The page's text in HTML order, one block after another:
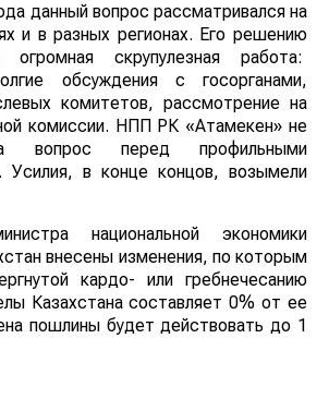
данный вопрос рассматривался на
и в разных регионах. Его решению
огромная скрупулезная работа:
обсуждения с госорганами,
комитетов, рассмотрение на
комиссии. НПП РК «Атамекен» не
вопрос перед профильными
Усилия, в конце концов, возымели
национальной экономики
внесены изменения, по которым
кардо- или гребнечесанию
Казахстана составляет 0% от ее
пошлины будет действовать до 1